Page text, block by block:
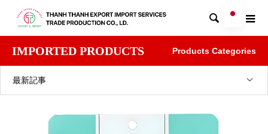

IMPORTED PRODUCTS Products Categories
最新記事